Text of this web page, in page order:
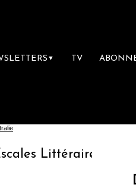
▼ TV
la première